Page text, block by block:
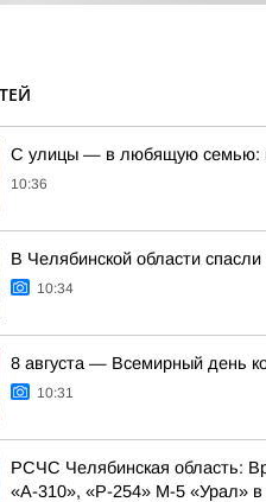
С улицы — в любящую семью: в
10:36
В Челябинской области
10:34
8 августа — Всемирный день
10:31
РСЧС Челябинская область:
«А-310», «Р-254» М-5 «Урал» в